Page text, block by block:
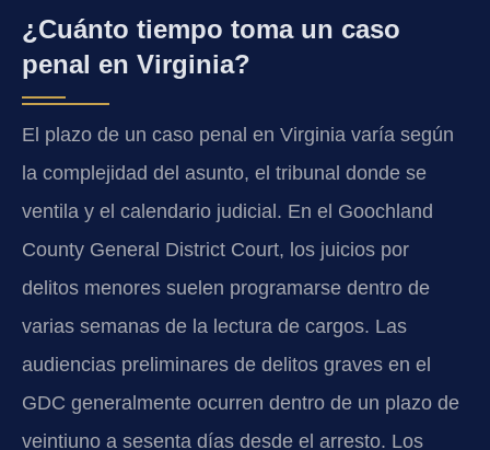
¿Cuánto tiempo toma un caso
penal en Virginia?
El plazo de un caso penal en Virginia varía según
la complejidad del asunto, el tribunal donde se
ventila y el calendario judicial. En el Goochland
County General District Court, los juicios por
delitos menores suelen programarse dentro de
varias semanas de la lectura de cargos. Las
audiencias preliminares de delitos graves en el
GDC generalmente ocurren dentro de un plazo de
veintiuno a sesenta días desde el arresto. Los